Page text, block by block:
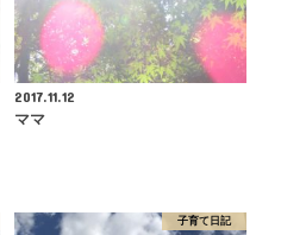
2017.11.12
ママ
子育て日記